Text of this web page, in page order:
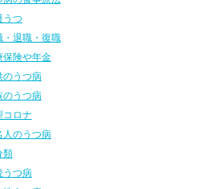
うつ
・退職・復職
保険や年金
のうつ病
のうつ病
コロナ
人のうつ病
類
うつ病